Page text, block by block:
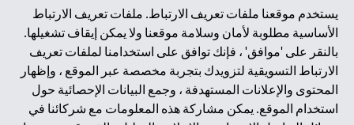
يستخدم موقعنا ملفات تعريف الارتباط. ملفات تعريف الارتباط
الأساسية مطلوبة لأمان وسلامة موقعنا ولا يمكن إيقاف تشغيلها.
بالنقر على 'موافق' ، فإنك توافق على استخدامنا لملفات تعريف
الارتباط التسويقية لتزويدك بتجربة مخصصة عبر الموقع ، وإظهار
المحتوى والإعلانات المستهدفة ، وجمع البيانات الإحصائية حول
استخدام الموقع. يمكن مشاركة هذه المعلومات مع شركائنا في
المقيمين في الاتحاد الأوروبي أو المنطقة الاقتصادية الأوروبية أو
سويسرا أو غيرنسي أو جيرسي أو موناكو أو سان مارينو أو
الفاتيكان أو جزيرة مان أو المملكة المتحدة أو خصوصية البيانات
(لائحة حماية البيانات العامة \ قانون حماية البيانات الشخصية
العامة \ قانون خصوصية نيوزيلندا). المحتوى الموجود في هذه
الصفحة ليس ولا ينبغي تفسيره على أنه عرض أو دعوة أو دعوة
لشراء أو بيع أي من المنتجات والخدمات المذكورة هنا لمثل هؤلاء
الأفراد.